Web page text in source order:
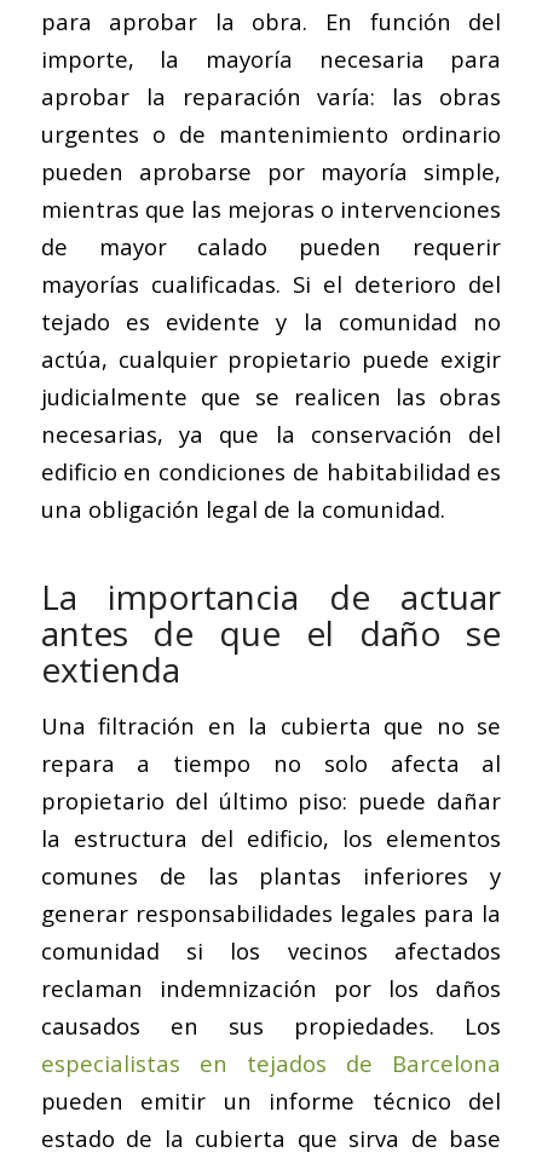
para aprobar la obra. En función del
importe, la mayoría necesaria para
aprobar la reparación varía: las obras
urgentes o de mantenimiento ordinario
pueden aprobarse por mayoría simple,
mientras que las mejoras o intervenciones
de mayor calado pueden requerir
mayorías cualificadas. Si el deterioro del
tejado es evidente y la comunidad no
actúa, cualquier propietario puede exigir
judicialmente que se realicen las obras
necesarias, ya que la conservación del
edificio en condiciones de habitabilidad es
una obligación legal de la comunidad.
La importancia de actuar
antes de que el daño se
extienda
Una filtración en la cubierta que no se
repara a tiempo no solo afecta al
propietario del último piso: puede dañar
la estructura del edificio, los elementos
comunes de las plantas inferiores y
generar responsabilidades legales para la
comunidad si los vecinos afectados
reclaman indemnización por los daños
causados en sus propiedades. Los
especialistas en tejados de Barcelona
pueden emitir un informe técnico del
estado de la cubierta que sirva de base